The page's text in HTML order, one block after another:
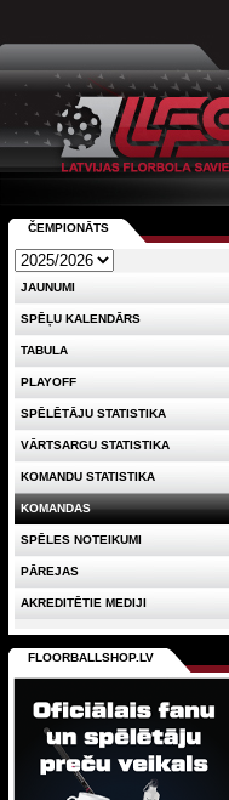
ČEMPIONĀTS
JAUNUMI
SPĒĻU KALENDĀRS
TABULA
PLAYOFF
SPĒLĒTĀJU STATISTIKA
VĀRTSARGU STATISTIKA
KOMANDU STATISTIKA
KOMANDAS
SPĒLES NOTEIKUMI
PĀREJAS
AKREDITĒTIE MEDIJI
FLOORBALLSHOP.LV